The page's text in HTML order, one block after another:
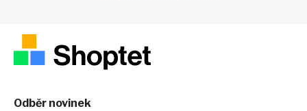
Odběr novinek